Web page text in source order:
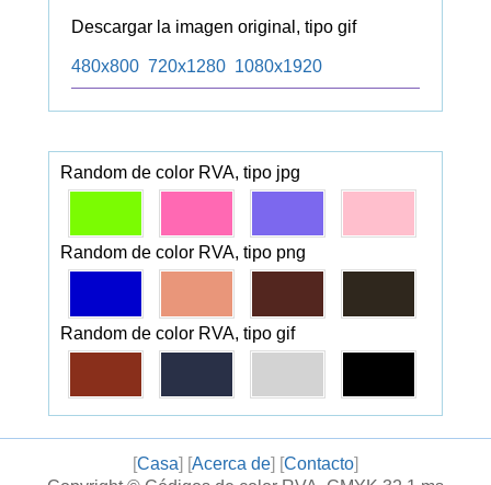
Descargar la imagen original, tipo gif
480x800 720x1280 1080x1920
Random de color RVA, tipo jpg
Random de color RVA, tipo png
Random de color RVA, tipo gif
[Casa] [Acerca de] [Contacto]